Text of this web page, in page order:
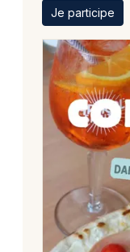
Je participe